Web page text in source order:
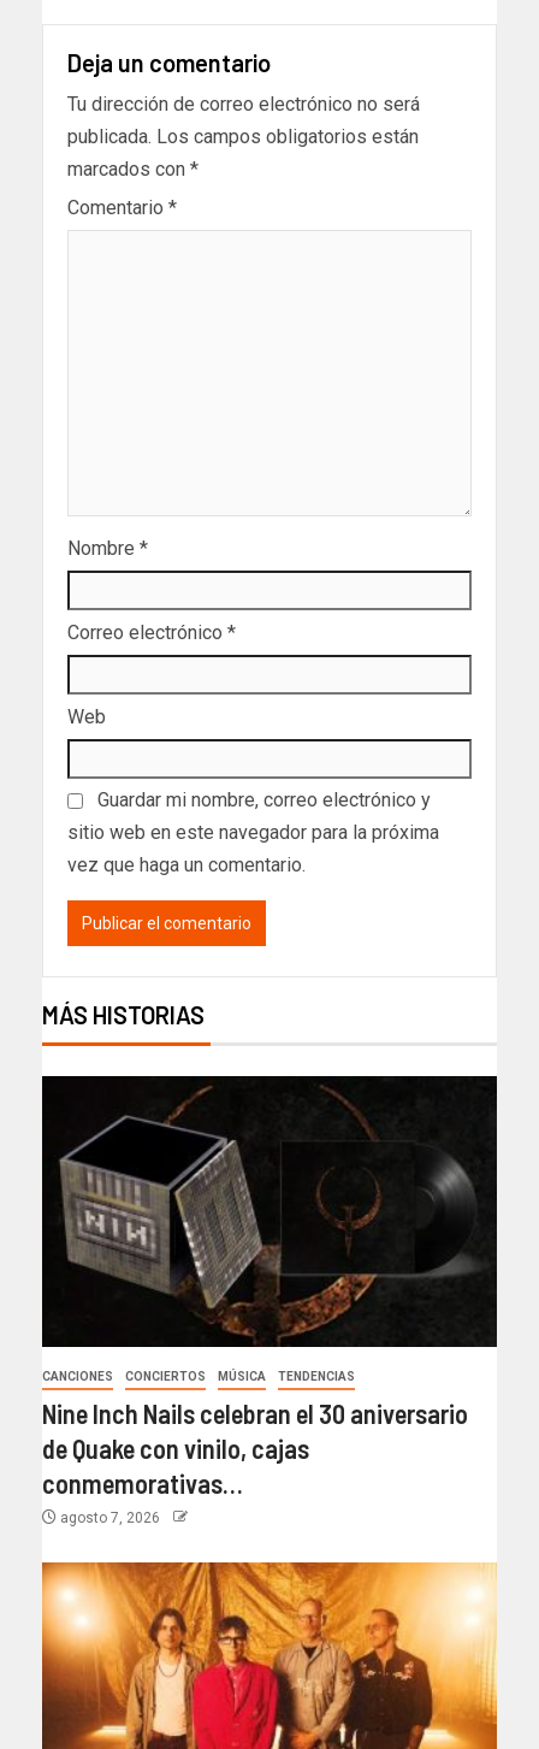
Deja un comentario
Tu dirección de correo electrónico no será
publicada. Los campos obligatorios están
marcados con *
Comentario *
Nombre *
Correo electrónico *
Web
Guardar mi nombre, correo electrónico y
sitio web en este navegador para la próxima
vez que haga un comentario.
MÁS HISTORIAS
CANCIONES CONCIERTOS MÚSICA TENDENCIAS
Nine Inch Nails celebran el 30 aniversario
de Quake con vinilo, cajas
conmemorativas…
agosto 7, 2026